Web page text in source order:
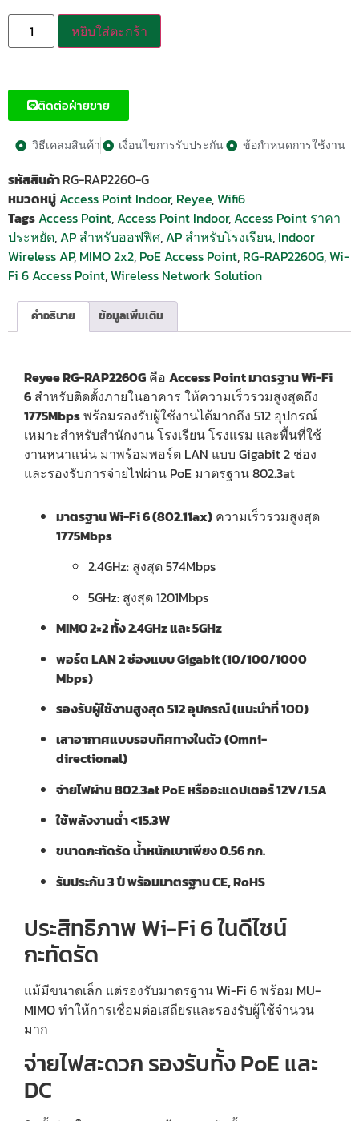
หยิบใส่ตะกร้า
ติดต่อฝ่ายขาย
วิธีเคลมสินค้า เงื่อนไขการรับประกัน ข้อกำหนดการใช้งาน
รหัสสินค้าRG-RAP2260-G
หมวดหมู่Access Point Indoor, Reyee,Wifi6
TagsAccess Point,Access Point Indoor,Access Point ราคา
ประหยัด,AP สำหรับออฟฟิศ,AP สำหรับโรงเรียน, Indoor
Wireless AP, MIMO 2x2, PoE Access Point, RG-RAP2260G,Wi-
Fi 6 Access Point,Wireless Network Solution
คำอธิบาย ข้อมูลเพิ่มเติม
Reyee RG-RAP2260G คือ Access Point มาตรฐาน Wi-Fi
6 สำหรับติดตั้งภายในอาคาร ให้ความเร็วรวมสูงสุดถึง
1775Mbpsพร้อมรองรับผู้ใช้งานได้มากถึง 512 อุปกรณ์
เหมาะสำหรับสำนักงาน โรงเรียน โรงแรม และพื้นที่ใช้
งานหนาแน่น มาพร้อมพอร์ต LAN แบบ Gigabit 2 ช่อง
และรองรับการจ่ายไฟผ่าน PoE มาตรฐาน 802.3at
มาตรฐาน Wi-Fi 6 (802.11ax) ความเร็วรวมสูงสุด
1775Mbps
2.4GHz: สูงสุด 574Mbps
5GHz: สูงสุด 1201Mbps
MIMO 2×2 ทั้ง 2.4GHz และ 5GHz
พอร์ต LAN 2 ช่องแบบ Gigabit (10/100/1000
Mbps)
รองรับผู้ใช้งานสูงสุด 512 อุปกรณ์ (แนะนำที่ 100)
เสาอากาศแบบรอบทิศทางในตัว (Omni-
directional)
จ่ายไฟผ่าน 802.3at PoE หรืออะแดปเตอร์ 12V/1.5A
ใช้พลังงานต่ำ <15.3W
ขนาดกะทัดรัด น้ำหนักเบาเพียง 0.56 กก.
รับประกัน 3 ปี พร้อมมาตรฐาน CE, RoHS
ประสิทธิภาพ Wi-Fi 6 ในดีไซน์
กะทัดรัด
แม้มีขนาดเล็ก แต่รองรับมาตรฐาน Wi-Fi 6 พร้อม MU-
MIMO ทำให้การเชื่อมต่อเสถียรและรองรับผู้ใช้จำนวน
มาก
จ่ายไฟสะดวก รองรับทั้ง PoE และ
DC